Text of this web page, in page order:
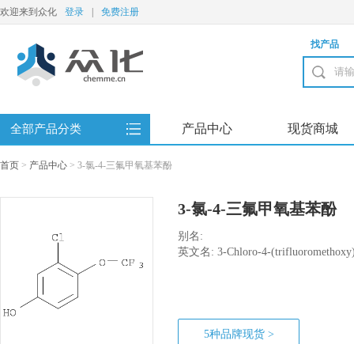
欢迎来到众化 登录 免费注册
找产品
全部产品分类 产品中心 现货商城
首页 > 产品中心 > 3-氯-4-三氟甲氧基苯酚
3-氯-4-三氟甲氧基苯酚
别名:
英文名: 3-Chloro-4-
5种品牌现货 >